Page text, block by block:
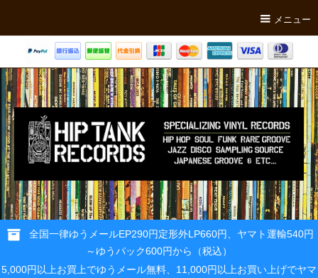
メニュー
全国一律ゆうメールEP290円定形外LP660円、ヤマト運輸540円
～ゆうパック600円から（税込）
5,000円以上お買上でゆうメール無料、11,000円以上お買い上げでヤマ